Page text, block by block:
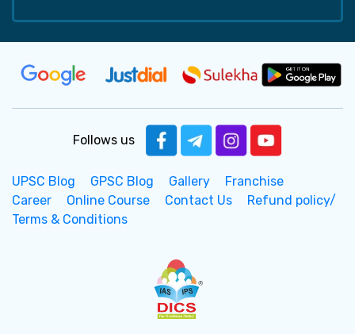
Follows us
UPSC Blog GPSC Blog Gallery
Franchise
Career
Online Course Contact Us
Refund policy/
Terms & Conditions